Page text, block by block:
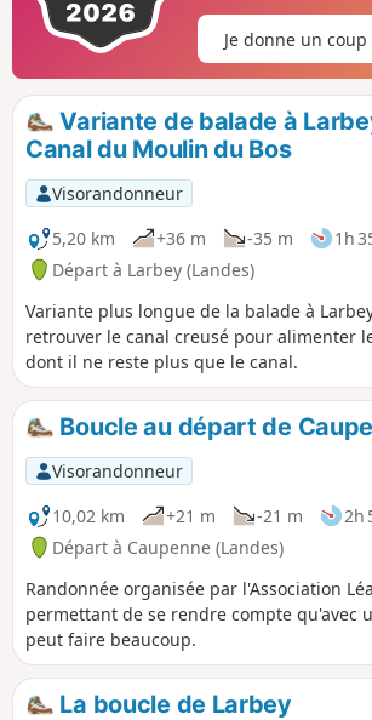
Je donne un
Variante de balade à
Canal du Moulin du Bos
Visorandonneur
5,20 km
+36 m -35 m 1h
Départ à Larbey (Landes)
Variante plus longue de la balade à
retrouver le canal creusé pour alimenter
dont il ne reste plus que le canal.
Boucle au départ de
Visorandonneur
10,02 km
+21 m -21 m 2h
Départ à Caupenne (Landes)
Randonnée organisée par l'Association
permettant de se rendre compte qu'avec
peut faire beaucoup.
La boucle de Larbey